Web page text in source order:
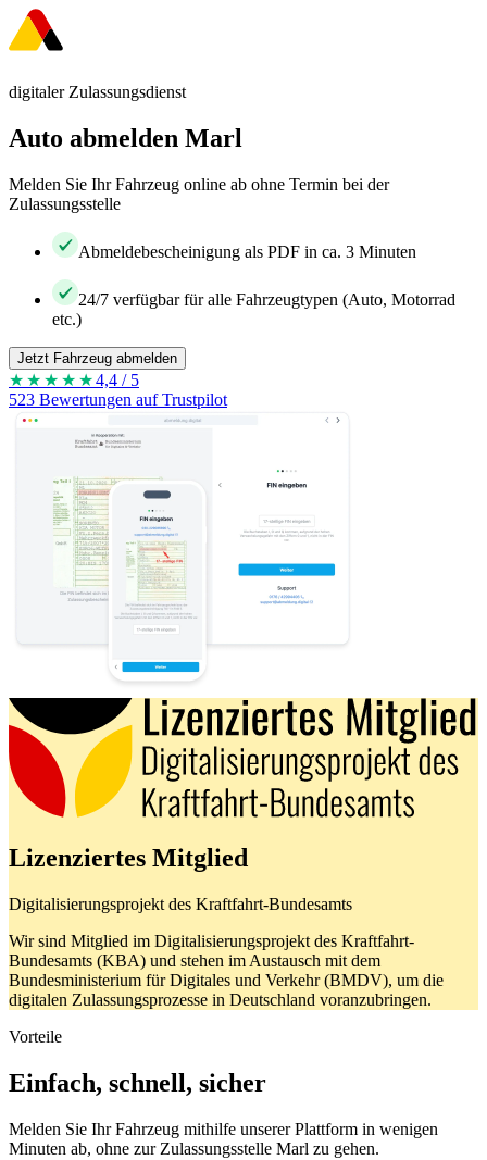
digitaler Zulassungsdienst
Auto abmelden Marl
Melden Sie Ihr Fahrzeug online ab ohne Termin bei der
Zulassungsstelle
Abmeldebescheinigung als PDF in ca. 3 Minuten
24/7 verfügbar für alle Fahrzeugtypen (Auto, Motorrad
etc.)
Jetzt Fahrzeug abmelden
★★★★ ★4,4 / 5
523 Bewertungen auf Trustpilot
Lizenziertes Mitglied
Digitalisierungsprojekt des Kraftfahrt-Bundesamts
Wir sind Mitglied im Digitalisierungsprojekt des Kraftfahrt-
Bundesamts (KBA) und stehen im Austausch mit dem
Bundesministerium für Digitales und Verkehr (BMDV), um die
digitalen Zulassungsprozesse in Deutschland voranzubringen.
Vorteile
Einfach, schnell, sicher
Melden Sie Ihr Fahrzeug mithilfe unserer Plattform in wenigen
Minuten ab, ohne zur Zulassungsstelle Marl zu gehen.